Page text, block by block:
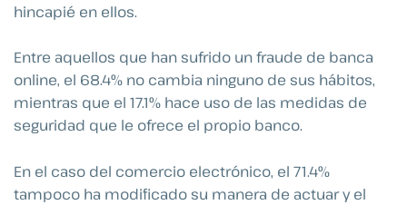
hincapié en ellos.
Entre aquellos que han sufrido un fraude de banca
online, el 68.4% no cambia ninguno de sus hábitos,
mientras que el 17.1% hace uso de las medidas de
seguridad que le ofrece el propio banco.
En el caso del comercio electrónico, el 71.4%
tampoco ha modificado su manera de actuar y el